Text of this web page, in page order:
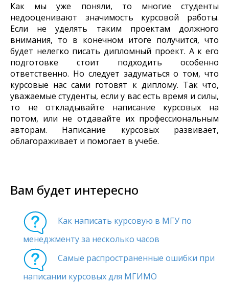
Как мы уже поняли, то многие студенты
недооценивают значимость курсовой работы.
Если не уделять таким проектам должного
внимания, то в конечном итоге получится, что
будет нелегко писать дипломный проект. А к его
подготовке стоит подходить особенно
ответственно. Но следует задуматься о том, что
курсовые нас сами готовят к диплому. Так что,
уважаемые студенты, если у вас есть время и силы,
то не откладывайте написание курсовых на
потом, или не отдавайте их профессиональным
авторам. Написание курсовых развивает,
облагораживает и помогает в учебе.
Вам будет интересно
Как написать курсовую в МГУ по
менеджменту за несколько часов
Самые распространенные ошибки при
написании курсовых для МГИМО